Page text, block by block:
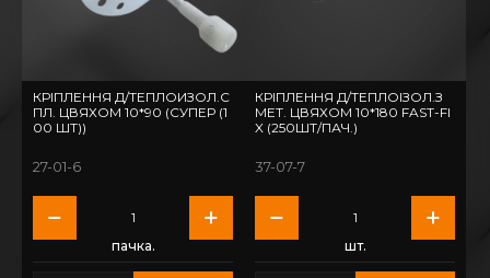
КРІПЛЕННЯ Д/ТЕПЛОИЗОЛ.С
ПЛ. ЦВЯХОМ 10*90 (СУПЕР (1
00 ШТ))
27-01-6
пачка.
КРІПЛЕННЯ Д/ТЕПЛОІЗОЛ.З
МЕТ. ЦВЯХОМ 10*180 FAST-FI
X (250ШТ/ПАЧ.)
37-07-7
шт.